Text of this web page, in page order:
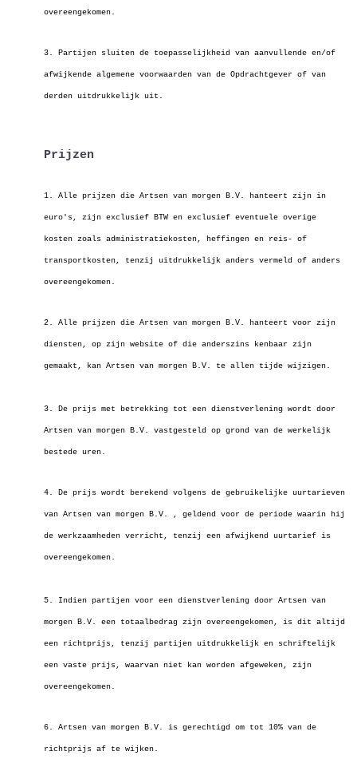
overeengekomen.
3. Partijen sluiten de toepasselijkheid van aanvullende en/of
afwijkende algemene voorwaarden van de Opdrachtgever of van
derden uitdrukkelijk uit.
Prijzen
1. Alle prijzen die Artsen van morgen B.V. hanteert zijn in
euro's, zijn exclusief BTW en exclusief eventuele overige
kosten zoals administratiekosten, heffingen en reis- of
transportkosten, tenzij uitdrukkelijk anders vermeld of anders
overeengekomen.
2. Alle prijzen die Artsen van morgen B.V. hanteert voor zijn
diensten, op zijn website of die anderszins kenbaar zijn
gemaakt, kan Artsen van morgen B.V. te allen tijde wijzigen.
3. De prijs met betrekking tot een dienstverlening wordt door
Artsen van morgen B.V. vastgesteld op grond van de werkelijk
bestede uren.
4. De prijs wordt berekend volgens de gebruikelijke uurtarieven
van Artsen van morgen B.V. , geldend voor de periode waarin hij
de werkzaamheden verricht, tenzij een afwijkend uurtarief is
overeengekomen.
5. Indien partijen voor een dienstverlening door Artsen van
morgen B.V. een totaalbedrag zijn overeengekomen, is dit altijd
een richtprijs, tenzij partijen uitdrukkelijk en schriftelijk
een vaste prijs, waarvan niet kan worden afgeweken, zijn
overeengekomen.
6. Artsen van morgen B.V. is gerechtigd om tot 10% van de
richtprijs af te wijken.